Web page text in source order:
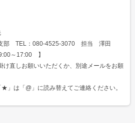
支部 TEL：080-4525-3070 担当 澤田
～17:00 】
け直しお願いいただくか、別途メールをお願
は「@」に読み替えてご連絡ください。